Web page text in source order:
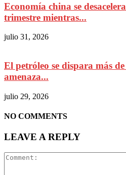
Economía china se
trimestre mientras...
julio 31, 2026
El petróleo se dispara más
amenaza...
julio 29, 2026
NO COMMENTS
LEAVE A REPLY